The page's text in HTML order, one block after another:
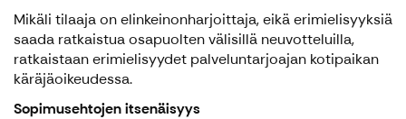
Mikäli tilaaja on elinkeinonharjoittaja, eikä erimielisyyksiä
saada ratkaistua osapuolten välisillä neuvotteluilla,
ratkaistaan erimielisyydet palveluntarjoajan kotipaikan
käräjäoikeudessa.
Sopimusehtojen itsenäisyys